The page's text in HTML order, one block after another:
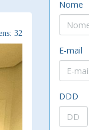
32
Nome
E-mail
DDD